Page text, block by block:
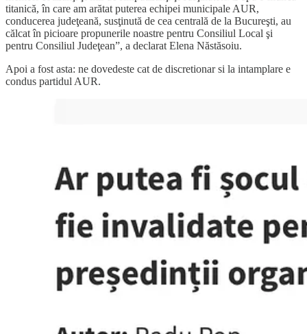
titanică, în care am arătat puterea echipei municipale AUR,
conducerea judeţeană, susţinută de cea centrală de la Bucureşti, au
călcat în picioare propunerile noastre pentru Consiliul Local şi
pentru Consiliul Judeţean”, a declarat Elena Năstăsoiu.
Apoi a fost asta: ne dovedeste cat de discretionar si la intamplare e
condus partidul AUR.